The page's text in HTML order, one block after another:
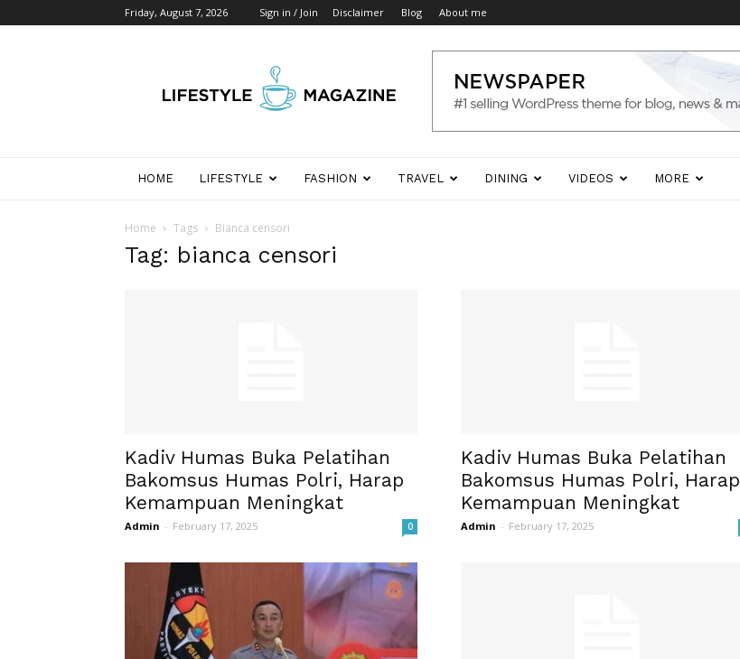
Friday, August 7, 2026 Sign in / Join Disclaimer Blog About me
Indonesia
HOME LIFESTYLE FASHION TRAVEL DINING VIDEOS MORE
Home Tags Bianca censori
Tag: bianca censori
Kadiv Humas Buka Pelatihan
Bakomsus Humas Polri, Harap
Kemampuan Meningkat
Admin - February 17, 2025 0
Kadiv Humas Buka Pelatihan
Bakomsus Humas Polri, Harap
Kemampuan Meningkat
Admin - February 17, 2025